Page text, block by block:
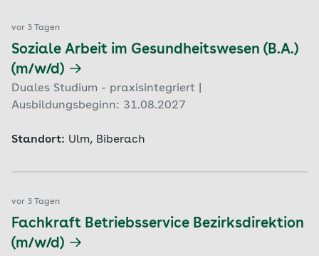
vor 3 Tagen
Soziale Arbeit im Gesundheitswesen (B.A.)
(m/w/d)
Duales Studium - praxisintegriert |
Ausbildungsbeginn: 31.08.2027
Standort: Ulm, Biberach
vor 3 Tagen
Fachkraft Betriebsservice Bezirksdirektion
(m/w/d)